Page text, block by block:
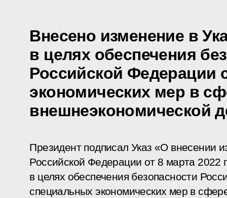
Внесено изменение в
в целях обеспечения
Российской Федерации
экономических мер в
внешнеэкономической
Президент подписал Указ «О внесении
Российской Федерации от 8 марта
в целях обеспечения безопасности
специальных экономических мер в